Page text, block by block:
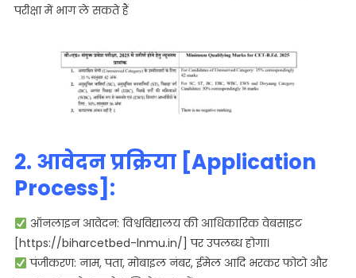
परीक्षा में भाग ले सकते हैं
2. आवेदन प्रक्रिया [Application
Process]:
ऑनलाइन आवेदन: विश्वविद्यालय की आधिकारिक वेबसाइट
[https://biharcetbed-lnmu.in/] पर उपलब्ध होगा।
पंजीकरण: नाम, पता, मोबाइल नंबर, ईमेल आदि भरकर फोटो और